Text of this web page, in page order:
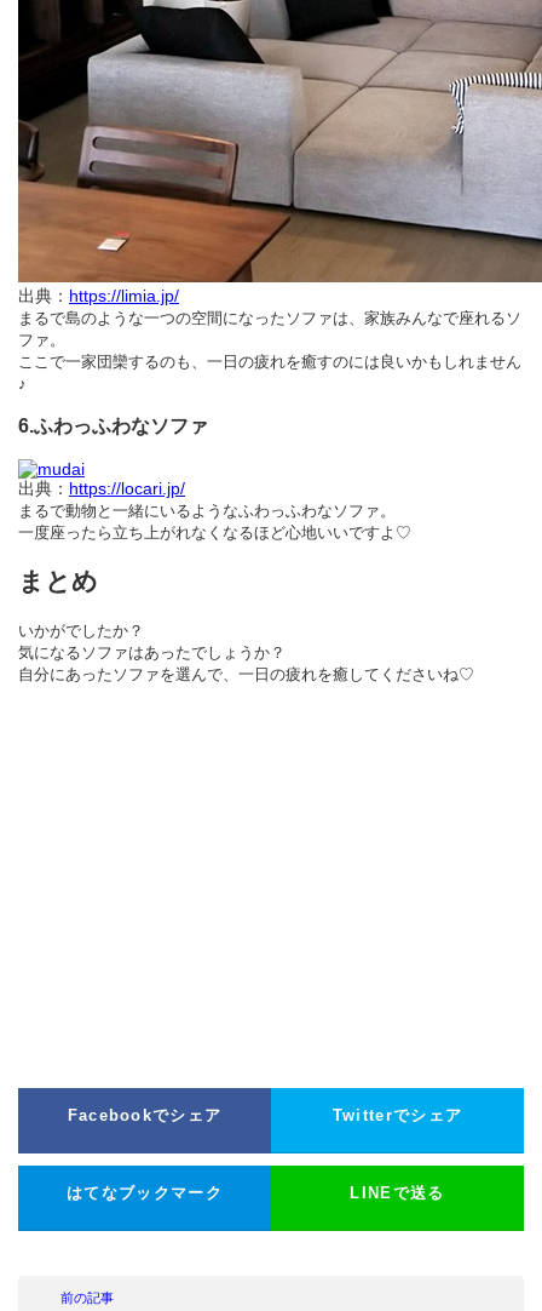
出典： https://limia.jp/
まるで島のような一つの空間になったソファは、家族みんなで座れるソ
ファ。
ここで一家団欒するのも、一日の疲れを癒すのには良いかもしれません
♪
6.ふわっふわなソファ
出典： https://locari.jp/
まるで動物と一緒にいるようなふわっふわなソファ。
一度座ったら立ち上がれなくなるほど心地いいですよ♡
まとめ
いかがでしたか？
気になるソファはあったでしょうか？
自分にあったソファを選んで、一日の疲れを癒してくださいね♡
Facebookでシェア Twitterでシェア
はてなブックマーク LINEで送る
前の記事